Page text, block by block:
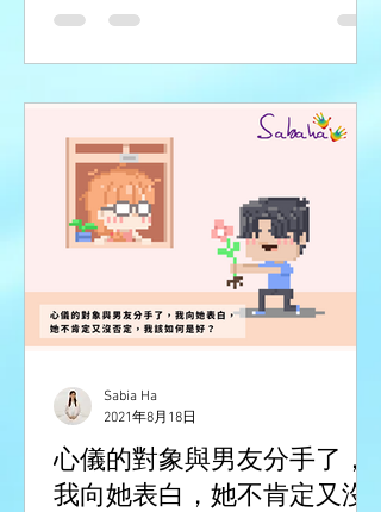
這是事實，最乾脆的方法是安樂死，一
然要跟這些照顧你的人共處，除非你明
知...
心儀的對象與男友分手了，
我向她表白，她不肯定又沒
Sabia Ha
2021年8月18日